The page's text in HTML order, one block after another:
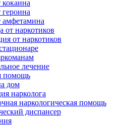
амфетамина
от наркотиков
от наркотиков
лечение
помощь
дом
нарколога
наркологическая помощь
диспансер